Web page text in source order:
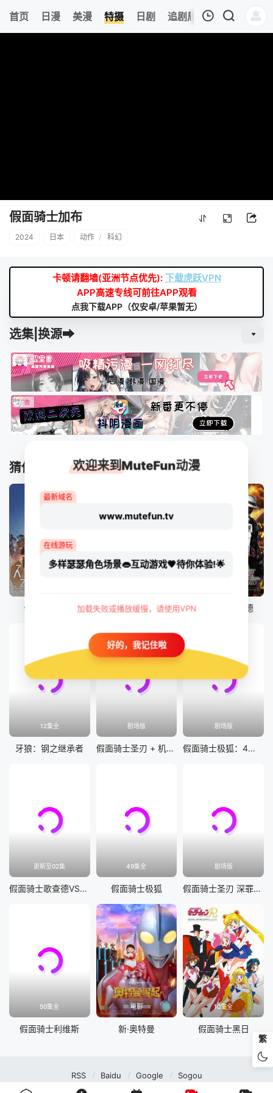
首页 日漫 美漫 特摄 日剧 追剧周表 今日更新
假面骑士加布
2024 日本 动作 / 科幻
卡顿请翻墙(亚洲节点优先): 下载虎跃VPN
APP高速专线可前往APP观看
点我下载APP（仅安卓/苹果暂无）
选集|换源➡
猜你喜欢
假面骑士加布 假面骑士 界外者 假面骑士歌查德
12集全
牙狼：钢之继承者
剧场版
假面骑士圣刃 + 机界战队全开者 超级英雄战记
剧场版
假面骑士极狐：4位王者与黑狐
更新至02集
假面骑士歌查德VS假面骑士雷杰德
49集全
假面骑士极狐
剧场版
假面骑士圣刃 深罪的三重奏
50集全
假面骑士利维斯
电影
新·奥特曼
10集全
假面骑士黑日
繁
RSS Baidu Google Sogou
MuteFun动漫网站-无声乐趣-(゜-゜)つロ 干杯~MuteFun动漫网站所有内容均来
欢迎来到MuteFun动漫
最新域名
www.mutefun.tv
在线游玩
多样瑟瑟角色场景👄互动游戏💗待你体验!🌟
加载失败或播放缓慢，请使用VPN
好的，我记住啦